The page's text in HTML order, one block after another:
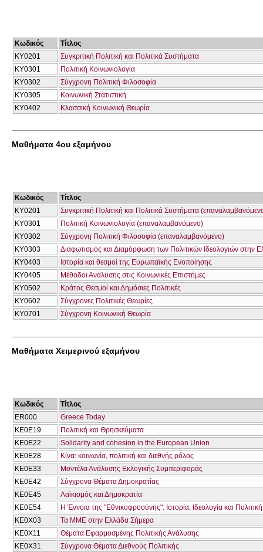
Κωδικός
Τίτλος
ΚΥ0201
Συγκριτική Πολιτική και Πολιτικά Συστήματα
ΚΥ0301
Πολιτική Κοινωνιολογία
ΚΥ0302
Σύγχρονη Πολιτική Φιλοσοφία
ΚΥ0305
Κοινωνική Στατιστική
ΚΥ0402
Κλασσική Κοινωνική Θεωρία
Μαθήματα 4ου εξαμήνου
Κωδικός
Τίτλος
ΚΥ0201
Συγκριτική Πολιτική και Πολιτικά Συστήματα
ΚΥ0301
Πολιτική Κοινωνιολογία (επαναλαμβανόμενο)
ΚΥ0302
Σύγχρονη Πολιτική Φιλοσοφία (επαναλαμβανόμενο)
ΚΥ0303
Διαφωτισμός και Διαμόρφωση των Πολιτικών Ιδεολογιών στην
ΚΥ0403
Ιστορία και θεσμοί της Ευρωπαϊκής Ενοποίησης
ΚΥ0405
Μέθοδοι Ανάλυσης στις Κοινωνικές Επιστήμες
ΚΥ0502
Κράτος Θεσμοί και Δημόσιες Πολιτικές
ΚΥ0602
Σύγχρονες Πολιτικές Θεωρίες
ΚΥ0701
Σύγχρονη Κοινωνική Θεωρία
Μαθήματα Χειμερινού εξαμήνου
Κωδικός
Τίτλος
ER000
Greece Today
ΚΕ0Ε19
Πολιτική και Θρησκεύματα
ΚΕ0Ε22
Solidarity and cohesion in the European Union
ΚΕ0Ε28
Κίνα: κοινωνία, πολιτική και διεθνής ρόλος
ΚΕ0Ε33
Μοντέλα Ανάλυσης Εκλογικής Συμπεριφοράς
ΚΕ0Ε42
Σύγχρονα Θέματα Δημοκρατίας
ΚΕ0Ε45
Λαϊκισμός και Δημοκρατία
ΚΕ0Ε54
Η Έννοια της "Εθνικοφροσύνης": Ιστορία, Ιδεολογία και
ΚΕ0Χ03
Τα ΜΜΕ στην Ελλάδα Σήμερα
ΚΕ0Χ11
Θέματα Εφαρμοσμένης Πολιτικής Ανάλυσης
ΚΕ0Χ31
Σύγχρονα Θέματα Διεθνούς Πολιτικής